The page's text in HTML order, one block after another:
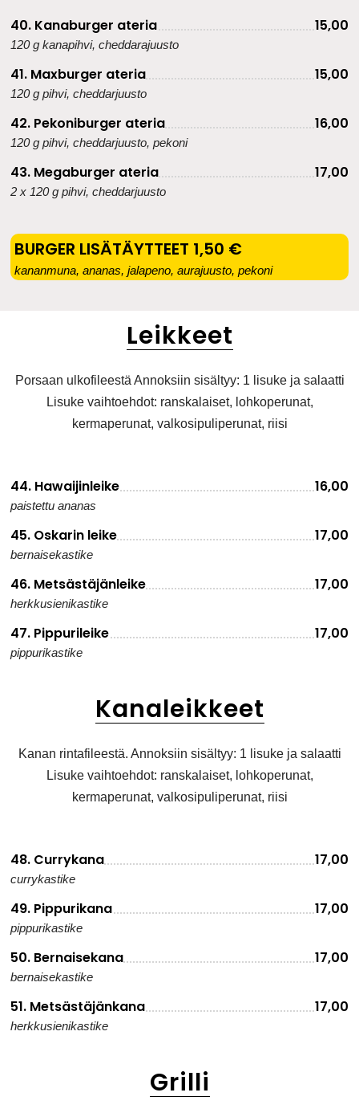
40. Kanaburger ateria 15,00
120 g kanapihvi, cheddarajuusto
41. Maxburger ateria 15,00
120 g pihvi, cheddarjuusto
42. Pekoniburger ateria 16,00
120 g pihvi, cheddarjuusto, pekoni
43. Megaburger ateria 17,00
2 x 120 g pihvi, cheddarjuusto
BURGER LISÄTÄYTTEET 1,50 €
kananmuna, ananas, jalapeno, aurajuusto, pekoni
Leikkeet
Porsaan ulkofileestä Annoksiin sisältyy: 1 lisuke ja salaatti
Lisuke vaihtoehdot: ranskalaiset, lohkoperunat,
kermaperunat, valkosipuliperunat, riisi
44. Hawaijinleike 16,00
paistettu ananas
45. Oskarin leike 17,00
bernaisekastike
46. Metsästäjänleike 17,00
herkkusienikastike
47. Pippurileike 17,00
pippurikastike
Kanaleikkeet
Kanan rintafileestä. Annoksiin sisältyy: 1 lisuke ja salaatti
Lisuke vaihtoehdot: ranskalaiset, lohkoperunat,
kermaperunat, valkosipuliperunat, riisi
48. Currykana 17,00
currykastike
49. Pippurikana 17,00
pippurikastike
50. Bernaisekana 17,00
bernaisekastike
51. Metsästäjänkana 17,00
herkkusienikastike
Grilli